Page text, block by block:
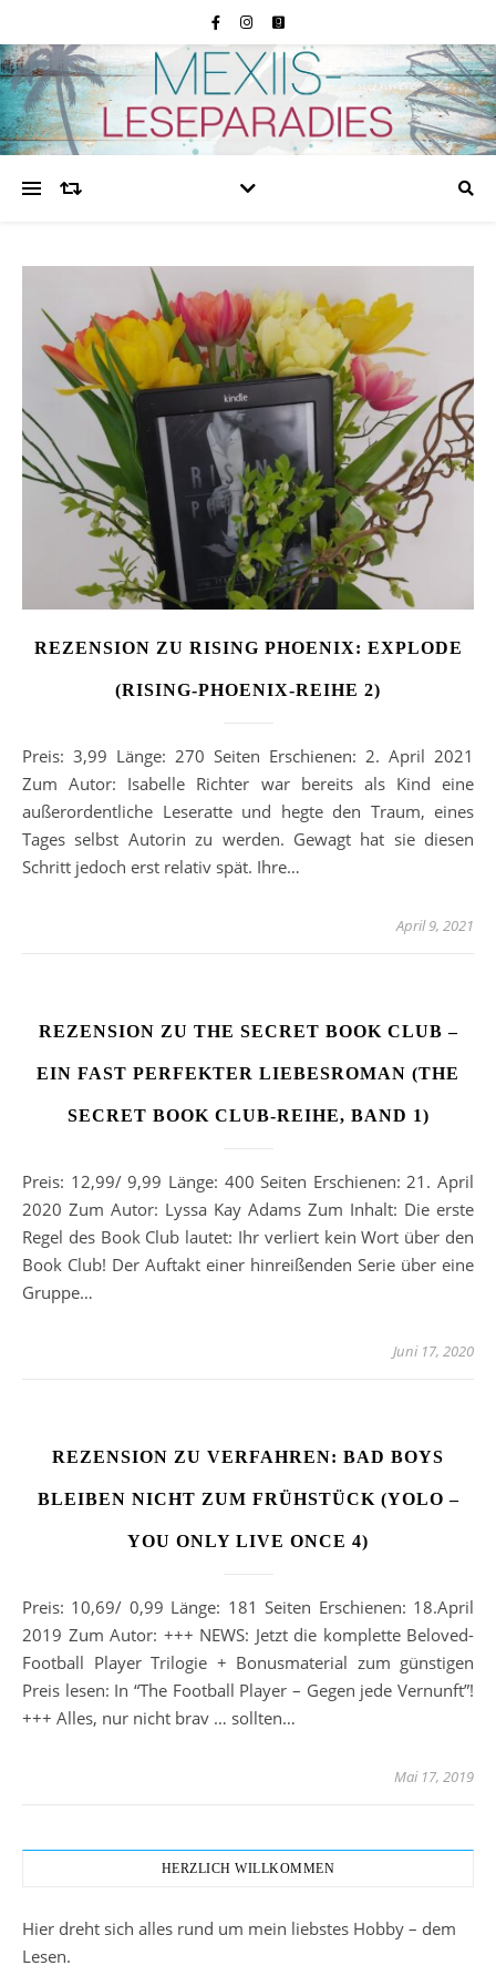
REZENSION ZU RISING PHOENIX: EXPLODE
(RISING-PHOENIX-REIHE 2)
Preis: 3,99 Länge: 270 Seiten Erschienen: 2. April 2021
Zum Autor: Isabelle Richter war bereits als Kind eine
außerordentliche Leseratte und hegte den Traum, eines
Tages selbst Autorin zu werden. Gewagt hat sie diesen
Schritt jedoch erst relativ spät. Ihre…
April 9, 2021
REZENSION ZU THE SECRET BOOK CLUB –
EIN FAST PERFEKTER LIEBESROMAN (THE
SECRET BOOK CLUB-REIHE, BAND 1)
Preis: 12,99/ 9,99 Länge: 400 Seiten Erschienen: 21. April
2020 Zum Autor: Lyssa Kay Adams Zum Inhalt: Die erste
Regel des Book Club lautet: Ihr verliert kein Wort über den
Book Club! Der Auftakt einer hinreißenden Serie über eine
Gruppe…
Juni 17, 2020
REZENSION ZU VERFAHREN: BAD BOYS
BLEIBEN NICHT ZUM FRÜHSTÜCK (YOLO –
YOU ONLY LIVE ONCE 4)
Preis: 10,69/ 0,99 Länge: 181 Seiten Erschienen: 18.April
2019 Zum Autor: +++ NEWS: Jetzt die komplette Beloved-
Football Player Trilogie + Bonusmaterial zum günstigen
Preis lesen: In “The Football Player – Gegen jede Vernunft”!
+++ Alles, nur nicht brav … sollten…
Mai 17, 2019
HERZLICH WILLKOMMEN
Hier dreht sich alles rund um mein liebstes Hobby – dem
Lesen.